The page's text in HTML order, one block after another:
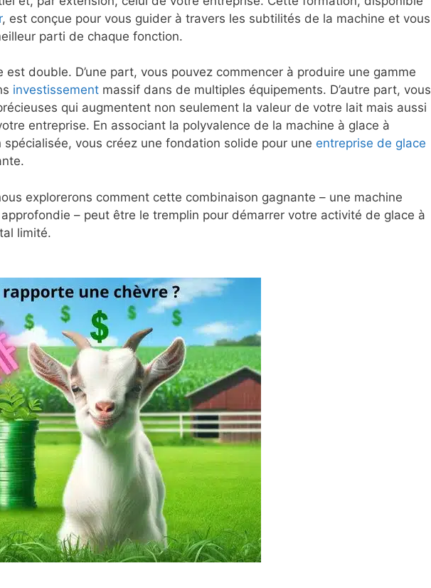
, est conçue pour vous guider à travers les subtilités de la machine et vous
parti de chaque fonction.
est double. D’une part, vous pouvez commencer à produire une gamme
investissement massif dans de multiples équipements. D’autre part, vous
qui augmentent non seulement la valeur de votre lait mais aussi
entreprise. En associant la polyvalence de la machine à glace à
spécialisée, vous créez une fondation solide pour une entreprise de glace
explorerons comment cette combinaison gagnante – une machine
– peut être le tremplin pour démarrer votre activité de glace à
limité.